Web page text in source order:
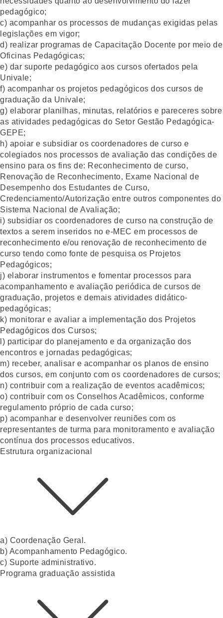
pedagógico;
c) acompanhar os processos de mudanças exigidas pelas
legislações em vigor;
d) realizar programas de Capacitação Docente por meio de
Oficinas Pedagógicas;
e) dar suporte pedagógico aos cursos ofertados pela
Univale;
f) acompanhar os projetos pedagógicos dos cursos de
graduação da Univale;
g) elaborar planilhas, minutas, relatórios e pareceres sobre
as atividades pedagógicas do Setor Gestão Pedagógica-
GEPE;
h) apoiar e subsidiar os coordenadores de curso e
colegiados nos processos de avaliação das condições de
ensino para os fins de: Reconhecimento de curso,
Renovação de Reconhecimento, Exame Nacional de
Desempenho dos Estudantes de Curso,
Credenciamento/Autorização entre outros componentes do
Sistema Nacional de Avaliação;
i) subsidiar os coordenadores de curso na construção de
textos a serem inseridos no e-MEC em processos de
reconhecimento e/ou renovação de reconhecimento de
curso tendo como fonte de pesquisa os Projetos
Pedagógicos;
j) elaborar instrumentos e fomentar processos para
acompanhamento e avaliação periódica de cursos de
graduação, projetos e demais atividades didático-
pedagógicas;
k) monitorar e avaliar a implementação dos Projetos
Pedagógicos dos Cursos;
l) participar do planejamento e da organização dos
encontros e jornadas pedagógicas;
m) receber, analisar e acompanhar os planos de ensino
dos cursos, em conjunto com os coordenadores de cursos;
n) contribuir com a realização de eventos acadêmicos;
o) contribuir com os Conselhos Acadêmicos, conforme
regulamento próprio de cada curso;
p) acompanhar e desenvolver reuniões com os
representantes de turma para monitoramento e avaliação
contínua dos processos educativos.
Estrutura organizacional​
a) Coordenação Geral.
b) Acompanhamento Pedagógico.
c) Suporte administrativo.
Programa graduação assistida​